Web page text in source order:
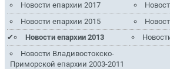
Новости епархии 2017
Новости епархии 2015
Новости епархии 2013
Новости Владивостокско-
Приморской епархии 2003-2011